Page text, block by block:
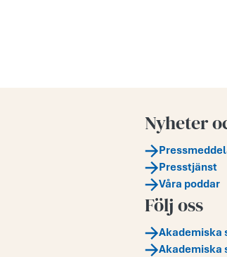
Nyheter
Presstjänst
Våra poddar
Följ oss
Akademiska
Akademiska